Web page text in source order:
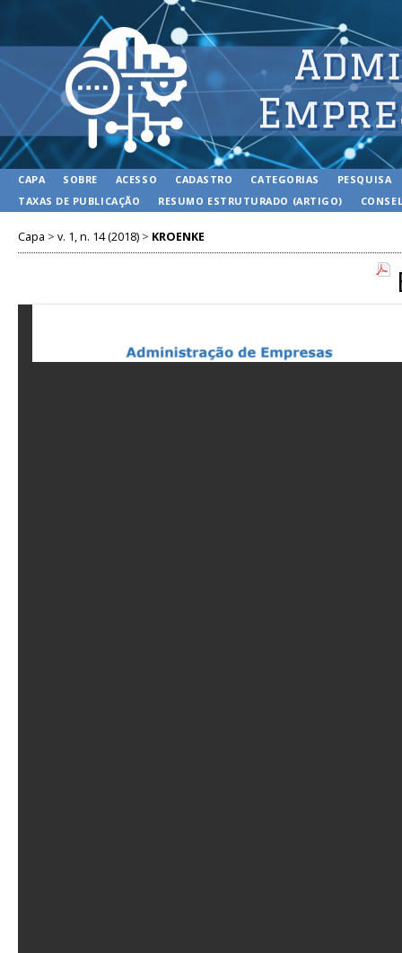
CAPA SOBRE ACESSO CADASTRO CATEGORIAS
PESQUISA
TAXAS DE PUBLICAÇÃO
RESUMO ESTRUTURADO (ARTIGO)
Capa > v. 1, n. 14 (2018) > KROENKE